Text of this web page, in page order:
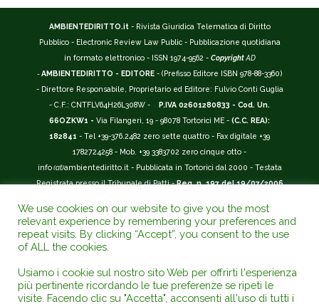
AMBIENTEDIRITTO.it - Rivista Giuridica Telematica di Diritto
Pubblico - Electronic Review Law Public - Pubblicazione quotidiana
in formato elettronico - ISSN 1974-9562 - Copyright AD
-AMBIENTEDIRITTO - EDITORE - (Prefisso Editore ISBN 978-88-3360)
- Direttore Responsabile, Proprietario ed Editore: Fulvio Conti Guglia
- C.F.: CNTFLV64H26L308W -
P.IVA 02601280833 - Cod. Un.
66OZKW1 - Via Filangeri, 19 - 98078 Tortorici ME - (C.C. REA):
182841 - Tel +39-376.2482 zero sette quattro - Fax digitale +39
1782724258 - Mob. +39 3383702 zero cinque otto -
info(at)ambientediritto.it - Pubblicata in Tortorici dal 2000 - Testata
Registrata presso il Tribunale di Patti -Reg. n. 197 del 19/07/2006
__________
La Rivista Giuridica AMBIENTEDIRITTO.IT ISSN 1974-9562
riconosciuta ed inserita nell'Area 12 - (
Universitario e della Ricerca (D.P.R. n.76/2010). Valutazione della Qualità della
Ricerca (
); Autovalutazione, Valutazione periodica, Accreditamento ( AVA );
We use cookies on our website to give you the most
relevant experience by remembering your preferences and
repeat visits. By clicking “Accept”, you consent to the use
of ALL the cookies.
Usiamo i cookie sul nostro sito Web per offrirti l'esperienza
più pertinente ricordando le tue preferenze se ripeti le
visite. Facendo clic su "Accetta", acconsenti all'uso di tutti i